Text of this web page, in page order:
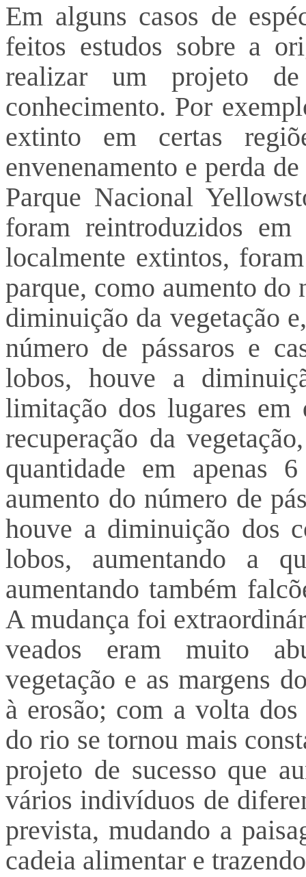
Em alguns casos de
feitos estudos sobre a
realizar um projeto
conhecimento. Por
extinto em certas
envenenamento e perda
Parque Nacional
foram reintroduzidos em
localmente extintos,
parque, como aumento do
diminuição da vegetação
número de pássaros e
lobos, houve a
limitação dos lugares em
recuperação da
quantidade em apenas
aumento do número de
houve a diminuição dos
lobos, aumentando a
aumentando também
A mudança foi
veados eram muito
vegetação e as margens
à erosão; com a volta
do rio se tornou mais
projeto de sucesso que
vários indivíduos de
prevista, mudando a
cadeia alimentar e